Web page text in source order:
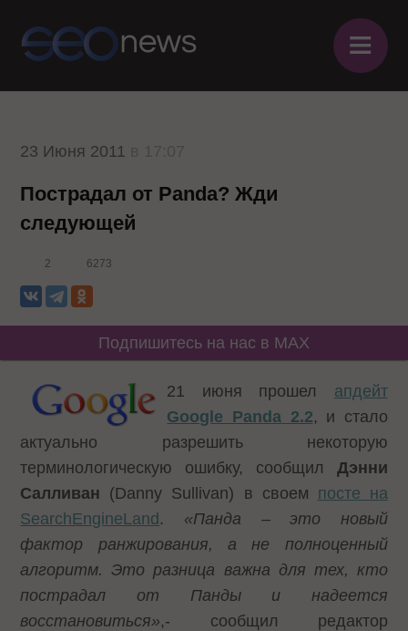
≡
23 Июня 2011
Пострадал от Panda? Жди
следующей
2 6273
Подпишитесь на нас в MAX
21 июня прошел апдейт
Google Panda 2.2, и стало
актуально разрешить некоторую
терминологическую ошибку, сообщил Дэнни
Салливан (Danny Sullivan) в своем посте на
SearchEngineLand . «Панда – это новый
фактор ранжирования, а не полноценный
алгоритм. Это разница важна для тех, кто
пострадал от Панды и надеется
восстановиться»,- сообщил редактор